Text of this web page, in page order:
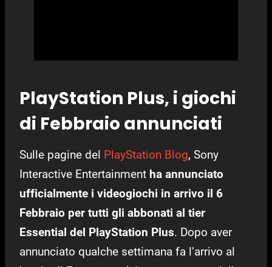
PlayStation Plus, i giochi
di Febbraio annunciati
Sulle pagine del PlayStation Blog, Sony
Interactive Entertainment ha annunciato
ufficialmente i videogiochi in arrivo il 6
Febbraio per tutti gli abbonati al tier
Essential del PlayStation Plus. Dopo aver
annunciato qualche settimana fa l’arrivo al